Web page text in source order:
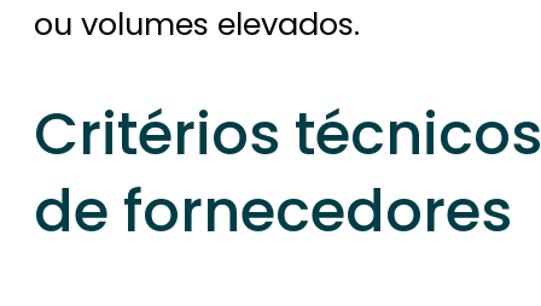
ou volumes elevados.
Critérios
de fornecedores